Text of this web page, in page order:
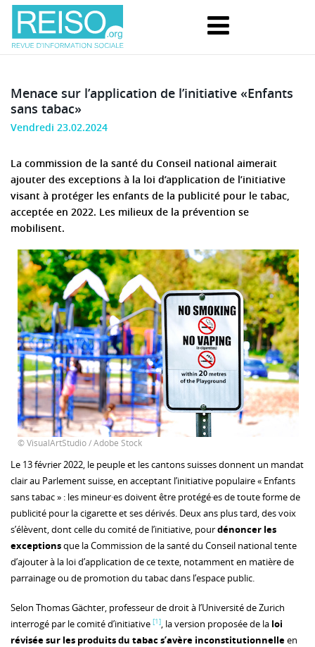
Menace sur l’application de l’initiative «Enfants
sans tabac»
Vendredi 23.02.2024
La commission de la santé du Conseil national aimerait
ajouter des exceptions à la loi d’application de l’initiative
visant à protéger les enfants de la publicité pour le tabac,
acceptée en 2022. Les milieux de la prévention se
mobilisent.
© VisualArtStudio / Adobe Stock
Le 13 février 2022, le peuple et les cantons suisses donnent un mandat
clair au Parlement suisse, en acceptant l’initiative populaire « Enfants
sans tabac » : les mineur·es doivent être protégé·es de toute forme de
publicité pour la cigarette et ses dérivés. Deux ans plus tard, des voix
s’élèvent, dont celle du comité de l’initiative, pourdénoncer les
exceptionsque la Commission de la santé du Conseil national tente
d’ajouter à la loi d’application de ce texte, notamment en matière de
parrainage ou de promotion du tabac dans l’espace public.
Selon Thomas Gächter, professeur de droit à l’Université de Zurich
interrogé par le comité d’initiative [1], la version proposée de la loi
révisée sur les produits du tabac s’avère inconstitutionnelleen